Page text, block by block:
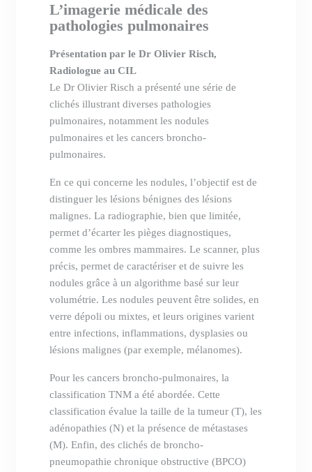
L’imagerie médicale des
pathologies pulmonaires
Présentation par le Dr Olivier Risch,
Radiologue au CIL
Le Dr Olivier Risch a présenté une série de
clichés illustrant diverses pathologies
pulmonaires, notamment les nodules
pulmonaires et les cancers broncho-
pulmonaires.
En ce qui concerne les nodules, l’objectif est de
distinguer les lésions bénignes des lésions
malignes. La radiographie, bien que limitée,
permet d’écarter les pièges diagnostiques,
comme les ombres mammaires. Le scanner, plus
précis, permet de caractériser et de suivre les
nodules grâce à un algorithme basé sur leur
volumétrie. Les nodules peuvent être solides, en
verre dépoli ou mixtes, et leurs origines varient
entre infections, inflammations, dysplasies ou
lésions malignes (par exemple, mélanomes).
Pour les cancers broncho-pulmonaires, la
classification TNM a été abordée. Cette
classification évalue la taille de la tumeur (T), les
adénopathies (N) et la présence de métastases
(M). Enfin, des clichés de broncho-
pneumopathie chronique obstructive (BPCO)